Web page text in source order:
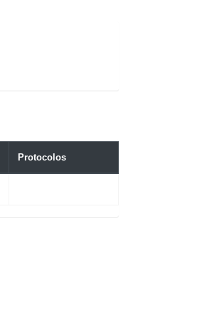
Protocolos